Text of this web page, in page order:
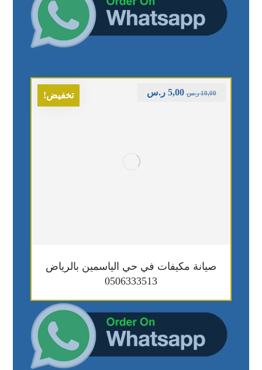
تخفيض!
صيانة مكيفات في حي الياسمين بالرياض
0506333513
10,00 ر.س 5,00 ر.س